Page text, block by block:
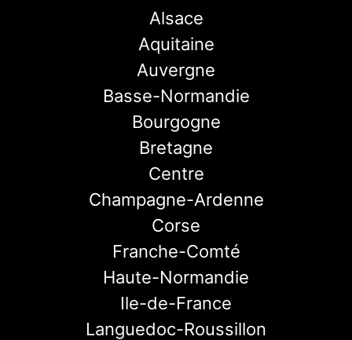
Alsace
Aquitaine
Auvergne
Basse-Normandie
Bourgogne
Bretagne
Centre
Champagne-Ardenne
Corse
Franche-Comté
Haute-Normandie
Ile-de-France
Languedoc-Roussillon